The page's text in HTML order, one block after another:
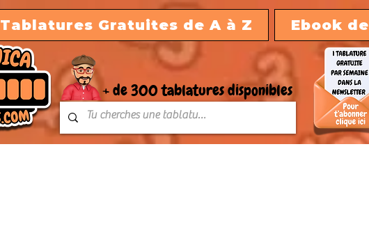
Tablatures Gratuites de A à Z Ebook
+ de 300 tablatures disponibles